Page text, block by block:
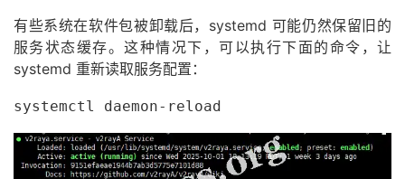
有些系统在软件包被卸载后，systemd 可能仍然保留旧的
服务状态缓存。这种情况下，可以执行下面的命令，让
systemd 重新读取服务配置：
systemctl daemon-reload